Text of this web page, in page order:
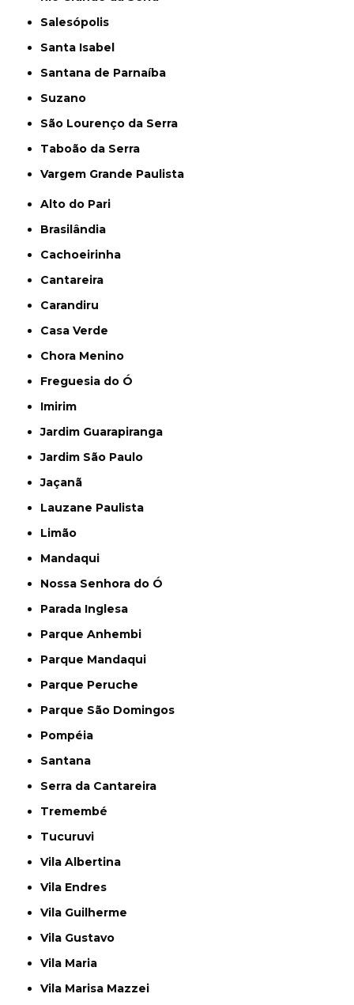
Salesópolis
Santa Isabel
Santana de Parnaíba
Suzano
São Lourenço da Serra
Taboão da Serra
Vargem Grande Paulista
Alto do Pari
Brasilândia
Cachoeirinha
Cantareira
Carandiru
Casa Verde
Chora Menino
Freguesia do Ó
Imirim
Jardim Guarapiranga
Jardim São Paulo
Jaçanã
Lauzane Paulista
Limão
Mandaqui
Nossa Senhora do Ó
Parada Inglesa
Parque Anhembi
Parque Mandaqui
Parque Peruche
Parque São Domingos
Pompéia
Santana
Serra da Cantareira
Tremembé
Tucuruvi
Vila Albertina
Vila Endres
Vila Guilherme
Vila Gustavo
Vila Maria
Vila Marisa Mazzei